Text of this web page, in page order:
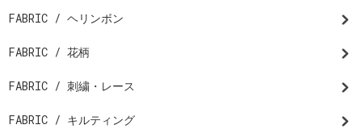
FABRIC / ヘリンボン
FABRIC / 花柄
FABRIC / 刺繍・レース
FABRIC / キルティング